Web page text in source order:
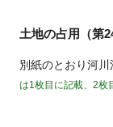
土地の占用（第
別紙のとおり河川
は1枚目に記載、2枚